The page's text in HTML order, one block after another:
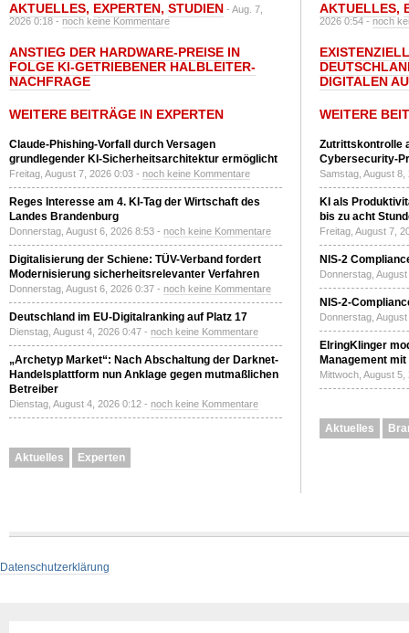
AKTUELLES, EXPERTEN, STUDIEN - Aug. 7,
2026 0:18 -noch keine Kommentare
ANSTIEG DER HARDWARE-PREISE IN
FOLGE KI-GETRIEBENER HALBLEITER-
NACHFRAGE
WEITERE BEITRÄGE IN EXPERTEN
Claude-Phishing-Vorfall durch Versagen
grundlegender KI-Sicherheitsarchitektur ermöglicht
Freitag, August 7, 2026 0:03 - noch keine Kommentare
Reges Interesse am 4. KI-Tag der Wirtschaft des
Landes Brandenburg
Donnerstag, August 6, 2026 8:53 - noch keine Kommentare
Digitalisierung der Schiene: TÜV-Verband fordert
Modernisierung sicherheitsrelevanter Verfahren
Donnerstag, August 6, 2026 0:37 - noch keine Kommentare
Deutschland im EU-Digitalranking auf Platz 17
Dienstag, August 4, 2026 0:47 - noch keine Kommentare
„Archetyp Market“: Nach Abschaltung der Darknet-
Handelsplattform nun Anklage gegen mutmaßlichen
Betreiber
Dienstag, August 4, 2026 0:12 - noch keine Kommentare
Aktuelles Experten
AKTUELLES,
2026 0:54 -noch
DIGITALEN
WEITERE
Zutrittskontrolle
Cybersecurity-
Samstag, August
KI als
bis zu acht
Freitag, August 7,
NIS-2
Donnerstag,
NIS-2-
Donnerstag,
ElringKlinger
Management
Mittwoch, August
Aktuelles
Datenschutzerklärung